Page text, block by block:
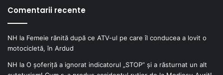
Comentarii recente
NH la Femeie rănită după ce ATV-ul pe care îl conducea a lovit o
motocicletă, în Ardud
NH la O șoferiță a ignorat indicatorul „STOP” și a răsturnat un alt